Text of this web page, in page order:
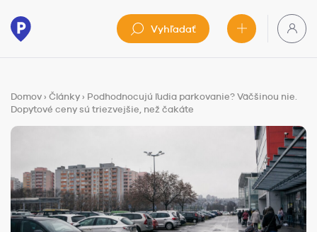
Vyhľadať
Domov › Články › Podhodnocujú ľudia parkovanie? Väčšinou nie.
Dopytové ceny sú triezvejšie, než čakáte